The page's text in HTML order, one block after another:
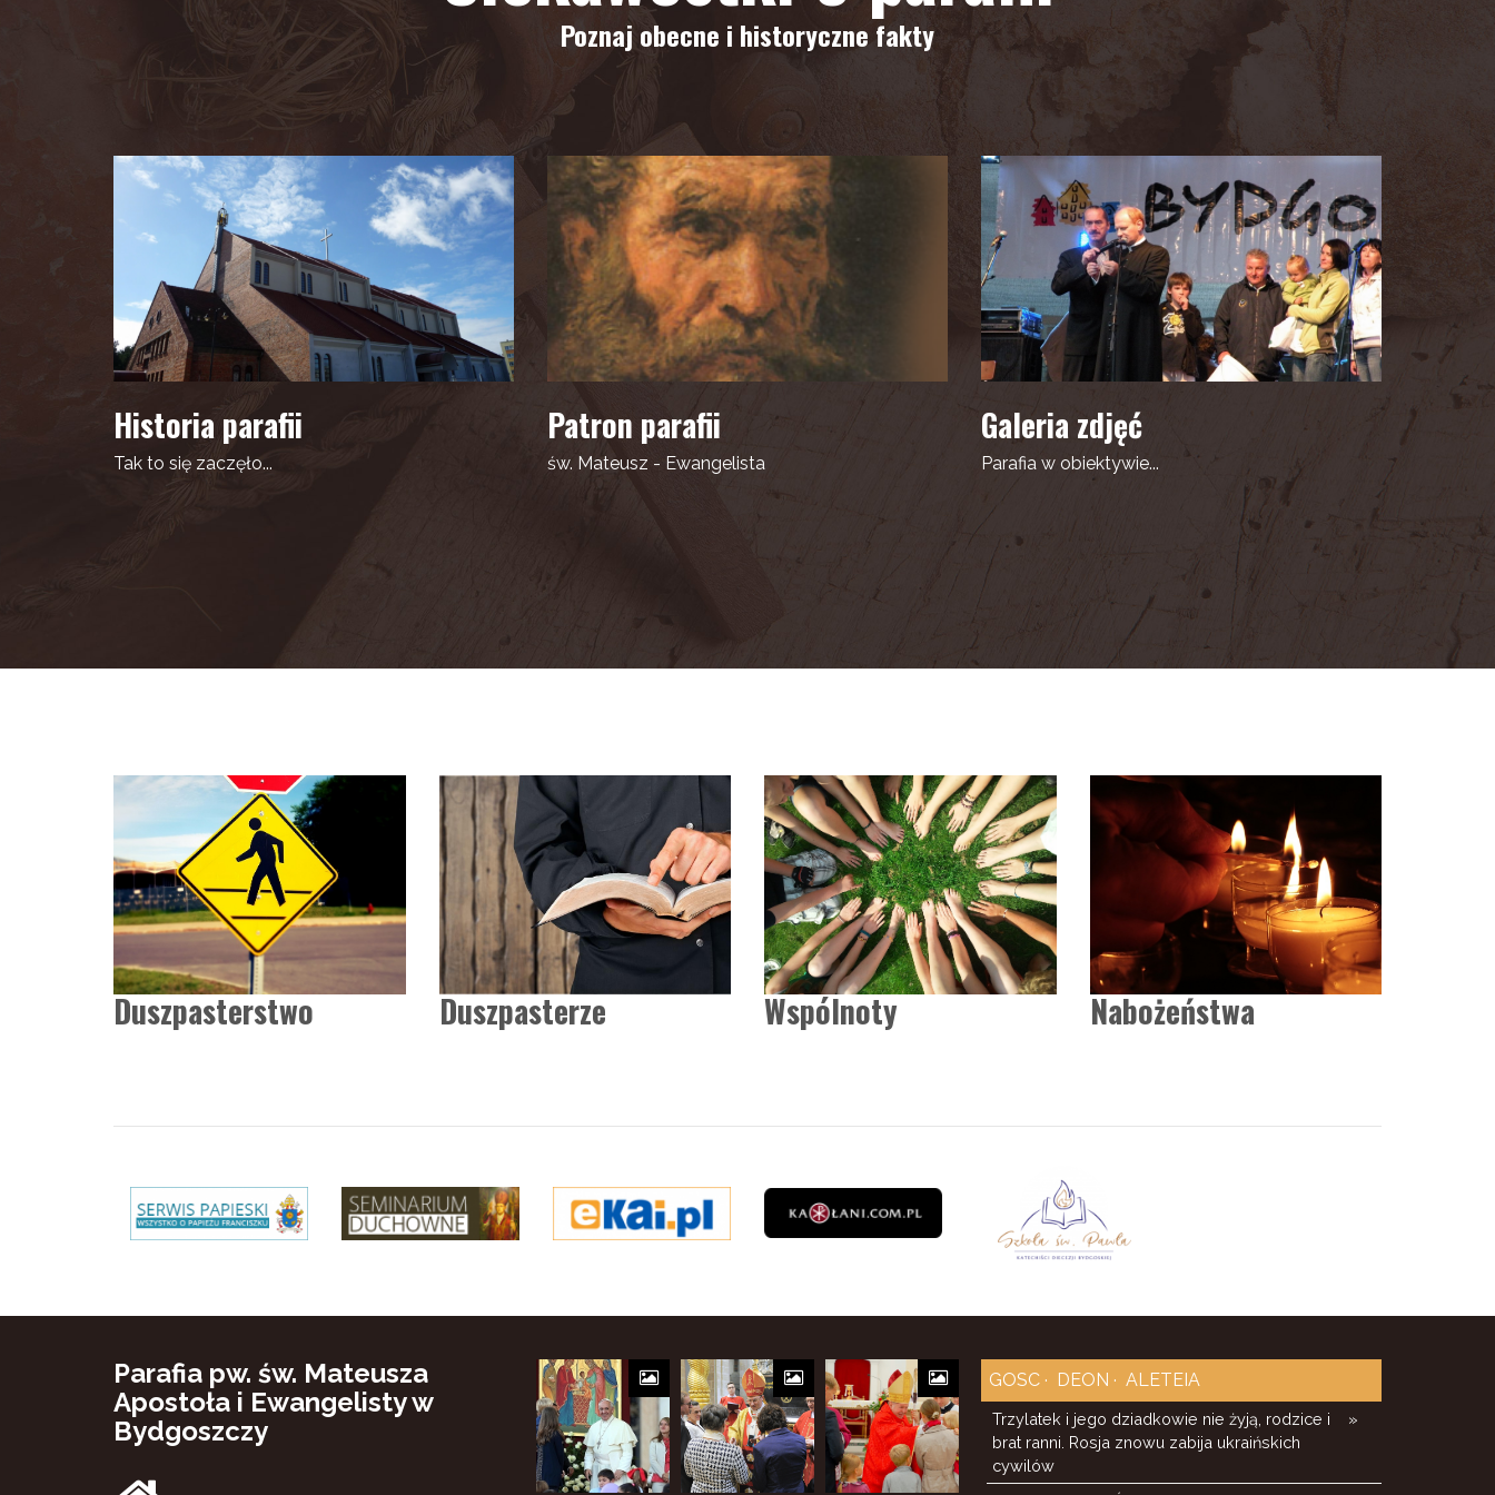
Poznaj obecne i historyczne fakty
Historia parafii
Tak to się zaczęło...
Patron parafii
św. Mateusz - Ewangelista
Galeria zdjęć
Parafia w obiektywie...
Duszpasterstwo Duszpasterze Wspólnoty Nabożeństwa
Parafia pw. św. Mateusza
Apostoła i Ewangelisty w
Bydgoszczy
GOSC DEON ALETEIA
»
Trzylatek i jego dziadkowie nie żyją, rodzice i
brat ranni. Rosja znowu zabija ukraińskich
cywilów